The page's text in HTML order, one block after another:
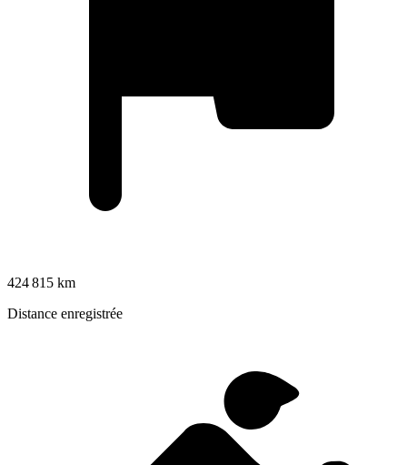
424 815 km
Distance enregistrée